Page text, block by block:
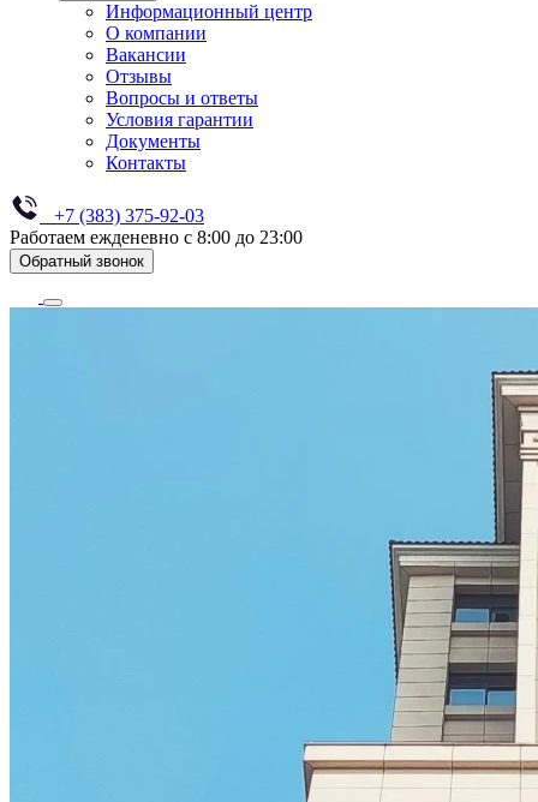
Информационный центр
О компании
Вакансии
Отзывы
Вопросы и ответы
Условия гарантии
Документы
Контакты
+7 (383) 375-92-03
Работаем ежденевно с 8:00 до 23:00
Обратный звонок